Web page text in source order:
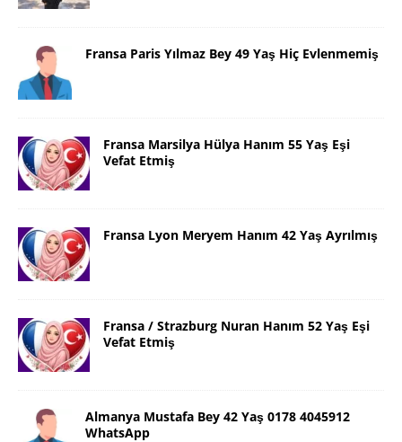
Fransa Paris Yılmaz Bey 49 Yaş Hiç Evlenmemiş
Fransa Marsilya Hülya Hanım 55 Yaş Eşi
Vefat Etmiş
Fransa Lyon Meryem Hanım 42 Yaş Ayrılmış
Fransa / Strazburg Nuran Hanım 52 Yaş Eşi
Vefat Etmiş
Almanya Mustafa Bey 42 Yaş 0178 4045912
WhatsApp